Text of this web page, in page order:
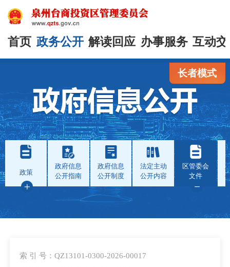
首页 政务公开 解读回应 办事服务 互动
长者模式
政策
政府信息
公开指南
政府信息
公开制度
法定主动
公开内容
区管委会
文件
索 引 号：QZ13101-0300-2026-00017